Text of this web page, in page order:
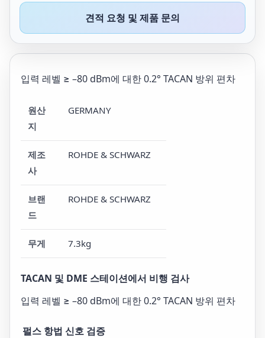
견적 요청 및 제품 문의
입력 레벨 ≥ –80 dBm에 대한 0.2° TACAN 방위 편차
원산
지
GERMANY
제조
사
ROHDE & SCHWARZ
브랜
드
ROHDE & SCHWARZ
무게 7.3kg
TACAN 및 DME 스테이션에서 비행 검사
입력 레벨 ≥ –80 dBm에 대한 0.2° TACAN 방위 편차
펄스 항법 신호 검증